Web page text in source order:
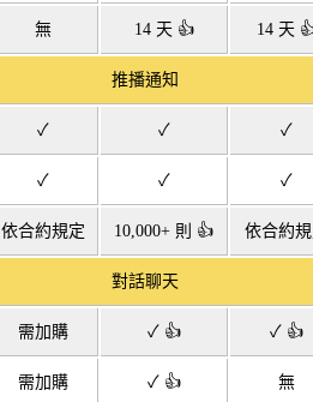
無 14 天 👍 14 天
推播通知
✓ ✓ ✓
✓ ✓ ✓
依合約規定 10,000+ 則 👍 依合約
對話聊天
需加購 ✓ 👍 ✓ 👍
需加購 ✓ 👍 無